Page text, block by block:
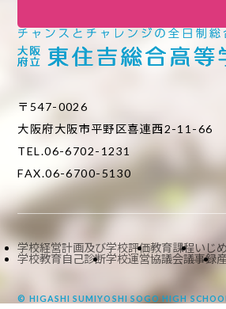
〒547-0026
大阪府大阪市平野区喜連西2-11-66
TEL.06-6702-1231
FAX.06-6700-5130
学校経営計画及び学校評価教育課程いじ
学校教育自己診断学校運営協議会議事録
© HIGASHI SUMIYOSHI SOGO HIGH